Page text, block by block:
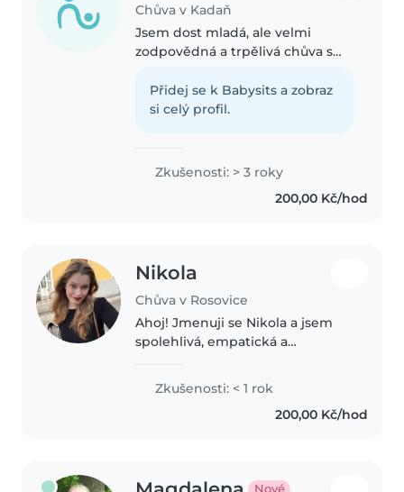
Chůva v Kadaň
Jsem dost mladá, ale velmi
zodpovědná a trpělivá chůva s
s péčí o děti od kojenců po
školáky, jelikož mám sourozence
Přidej se k Babysits a zobraz
si celý profil.
Zkušenosti: > 3 roky
200,00 Kč/hod
Nikola
Chůva v Rosovice
Ahoj! Jmenuji se Nikola a jsem
spolehlivá, empatická a
péčí o děti a ráda s nimi trávím
nebo venkovními aktivitami.
Zkušenosti: < 1 rok
200,00 Kč/hod
Nové